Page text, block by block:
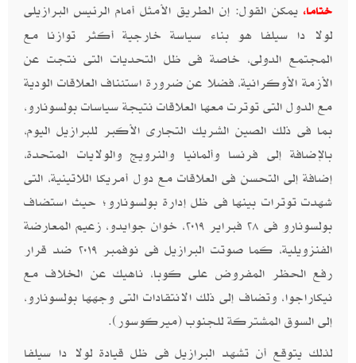
ختاما، يمكن القول: إن الطريق الأمثل أمام الرئيس البرازيلى
لولا دا سيلفا هو بناء سياسة خارجية أكثر توازنا مع
المجتمع الدولى، خاصة فى ظل التحديات التى نتجت عن
الأزمة الأوكرانية، فضلا عن ضرورة استئناف العلاقات الودية
مع الدول التى توترت معها العلاقات نتيجة سياسات بولسونارو،
بما فى ذلك الصين الشريك التجارى الأكبر للبرازيل اليوم،
بالإضافة إلى فرنسا وألمانيا والنرويج والولايات المتحدة،
إضافة إلى التحسن فى العلاقات مع دول أمريكا اللاتينية، التى
شهدت توترات بينها فى ظل إدارة بولسونارو؛ حيث استضاف
بولسونارو فى ٢٨ فبراير ٢٠١٩، خوان جوايدو، زعيم المعارضة
الفنزويلية، كما صوتت البرازيل فى نوفمبر ٢٠١٩ ضد قرار
رفع الحظر المفروض على كوبا، ناهيك عن الخلاف مع
نيكاراجوا، وتضاف إلى ذلك الانتقادات التى وجهها بولسونارو،
إلى السوق المشتركة للجنوب (ميركوسور).
لذلك يتوقع أن تشهد البرازيل فى ظل قيادة لولا دا سيلفا